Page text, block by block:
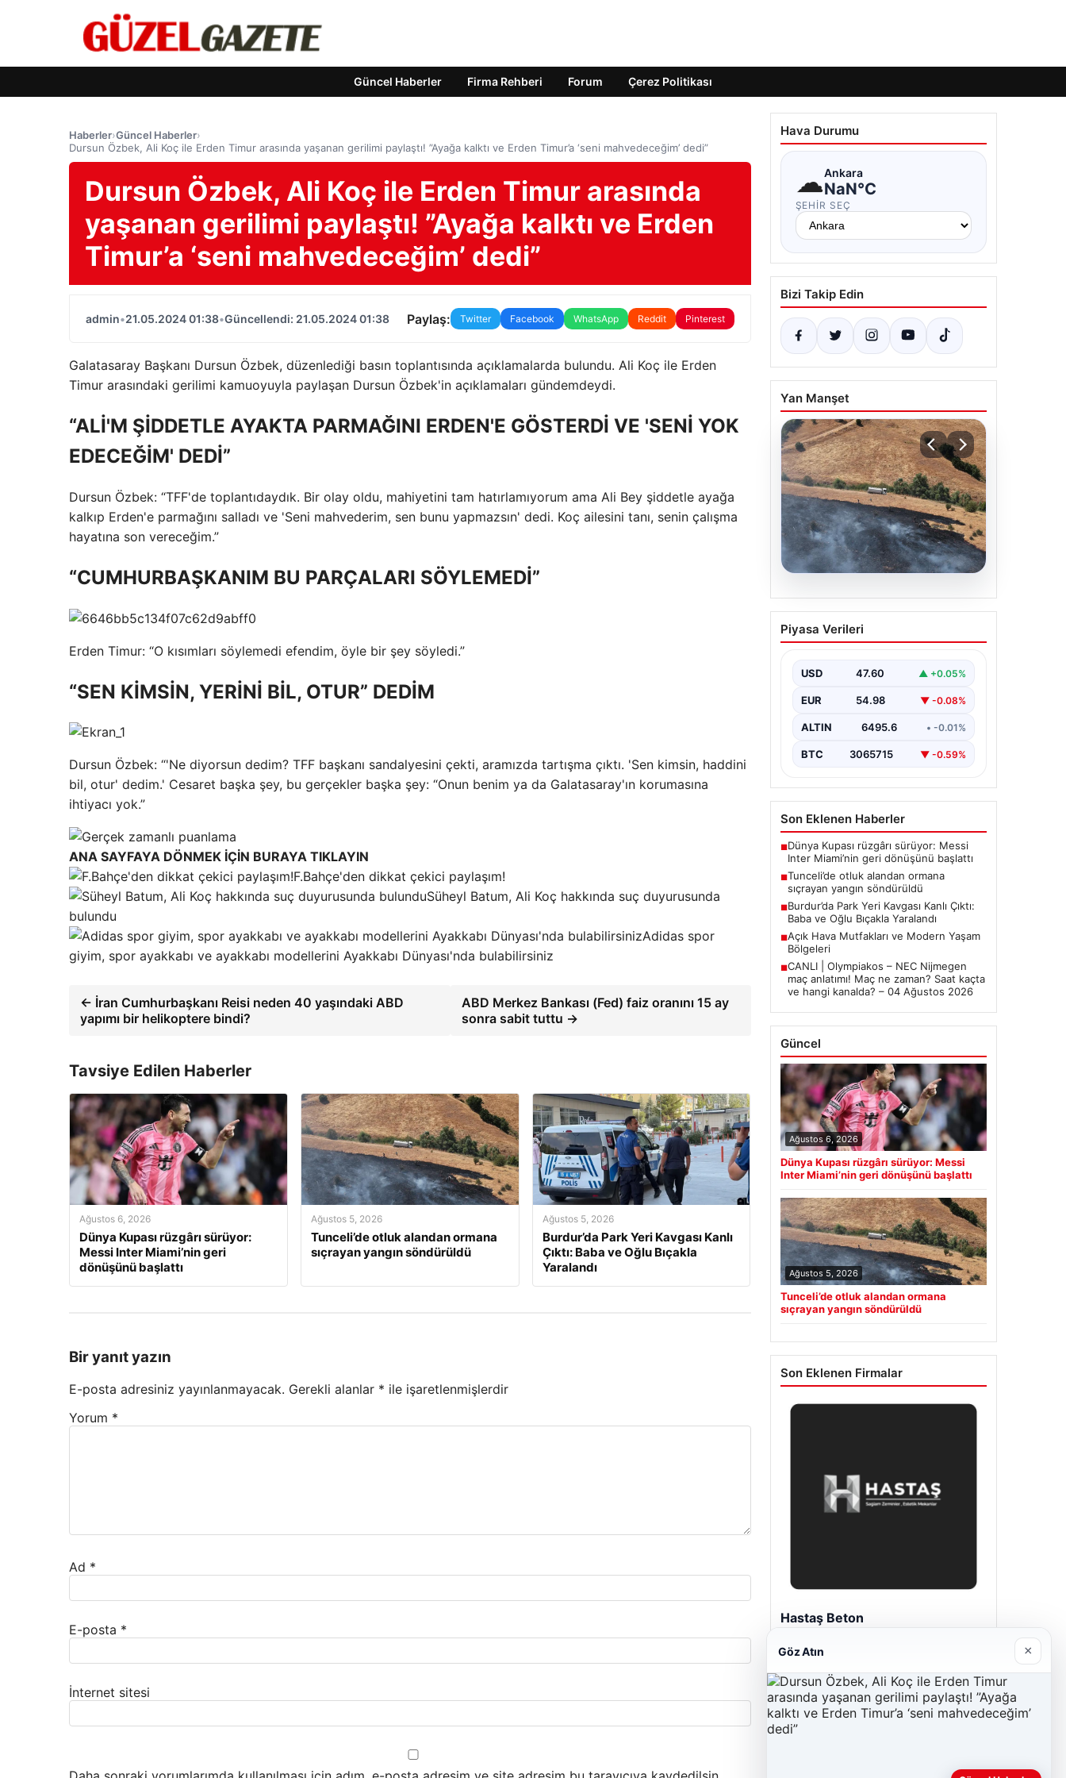
Güncel Haberler Firma Rehberi Forum Çerez Politikası
Haberler›Güncel Haberler›
Dursun Özbek, Ali Koç ile Erden Timur arasında yaşanan gerilimi paylaştı! ”Ayağa kalktı ve Erden Timur’a ‘seni mahvedeceğim’ dedi”
Dursun Özbek, Ali Koç ile Erden Timur arasında
yaşanan gerilimi paylaştı! ”Ayağa kalktı ve Erden
Timur’a ‘seni mahvedeceğim’ dedi”
admin•21.05.2024 01:38•Güncellendi: 21.05.2024 01:38 Paylaş: Twitter Facebook WhatsApp Reddit Pinterest
Galatasaray Başkanı Dursun Özbek, düzenlediği basın toplantısında açıklamalarda bulundu. Ali Koç ile Erden
Timur arasındaki gerilimi kamuoyuyla paylaşan Dursun Özbek'in açıklamaları gündemdeydi.
“ALİ'M ŞİDDETLE AYAKTA PARMAĞINI ERDEN'E GÖSTERDİ VE 'SENİ YOK
EDECEĞİM' DEDİ”
Dursun Özbek: “TFF'de toplantıdaydık. Bir olay oldu, mahiyetini tam hatırlamıyorum ama Ali Bey şiddetle ayağa
kalkıp Erden'e parmağını salladı ve 'Seni mahvederim, sen bunu yapmazsın' dedi. Koç ailesini tanı, senin çalışma
hayatına son vereceğim.”
“CUMHURBAŞKANIM BU PARÇALARI SÖYLEMEDİ”
Erden Timur: “O kısımları söylemedi efendim, öyle bir şey söyledi.”
“SEN KİMSİN, YERİNİ BİL, OTUR” DEDİM
Dursun Özbek: “'Ne diyorsun dedim? TFF başkanı sandalyesini çekti, aramızda tartışma çıktı. 'Sen kimsin, haddini
bil, otur' dedim.' Cesaret başka şey, bu gerçekler başka şey: “Onun benim ya da Galatasaray'ın korumasına
ihtiyacı yok.”
ANA SAYFAYA DÖNMEK İÇİN BURAYA TIKLAYIN
F.Bahçe'den dikkat çekici paylaşım!
Süheyl Batum, Ali Koç hakkında suç duyurusunda
bulundu
Adidas spor
giyim, spor ayakkabı ve ayakkabı modellerini Ayakkabı Dünyası'nda bulabilirsiniz
← İran Cumhurbaşkanı Reisi neden 40 yaşındaki ABD
yapımı bir helikoptere bindi?
ABD Merkez Bankası (Fed) faiz oranını 15 ay
sonra sabit tuttu →
Tavsiye Edilen Haberler
Ağustos 6, 2026
Dünya Kupası rüzgârı sürüyor:
Messi Inter Miami’nin geri
dönüşünü başlattı
Ağustos 5, 2026
Tunceli’de otluk alandan ormana
sıçrayan yangın söndürüldü
Ağustos 5, 2026
Burdur’da Park Yeri Kavgası Kanlı
Çıktı: Baba ve Oğlu Bıçakla
Yaralandı
Bir yanıt yazın
E-posta adresiniz yayınlanmayacak. Gerekli alanlar * ile işaretlenmişlerdir
Yorum *
Ad *
E-posta *
İnternet sitesi
Hava Durumu
☁Ankara
NaN°C
ŞEHIR SEÇ
Bizi Takip Edin
Yan Manşet
05.08.2026
Tunceli’de otluk alandan
ormana sıçrayan yangın
Piyasa Verileri
USD 47.60 ▲ +0.05%
EUR 54.98 ▼ -0.08%
ALTIN 6495.6 • -0.01%
BTC 3065715 ▼ -0.59%
Son Eklenen Haberler
■Dünya Kupası rüzgârı sürüyor: Messi
Inter Miami’nin geri dönüşünü başlattı
■Tunceli’de otluk alandan ormana
sıçrayan yangın söndürüldü
■Burdur’da Park Yeri Kavgası Kanlı Çıktı:
Baba ve Oğlu Bıçakla Yaralandı
■Açık Hava Mutfakları ve Modern Yaşam
Bölgeleri
■CANLI | Olympiakos – NEC Nijmegen
maç anlatımı! Maç ne zaman? Saat kaçta
ve hangi kanalda? – 04 Ağustos 2026
Güncel
Ağustos 6, 2026
Dünya Kupası rüzgârı sürüyor: Messi
Inter Miami’nin geri dönüşünü başlattı
Ağustos 5, 2026
Tunceli’de otluk alandan ormana
sıçrayan yangın söndürüldü
Son Eklenen Firmalar
Hastaş Beton
Göz Atın ×